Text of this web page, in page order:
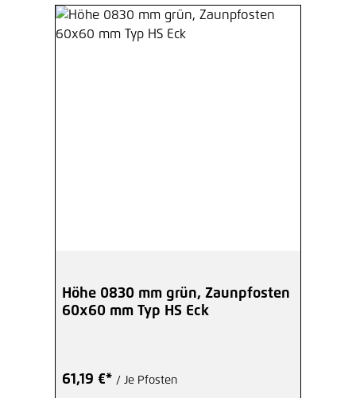
Höhe 0830 mm grün, Zaunpfosten
60x60 mm Typ HS Eck
61,19 €* / Je Pfosten